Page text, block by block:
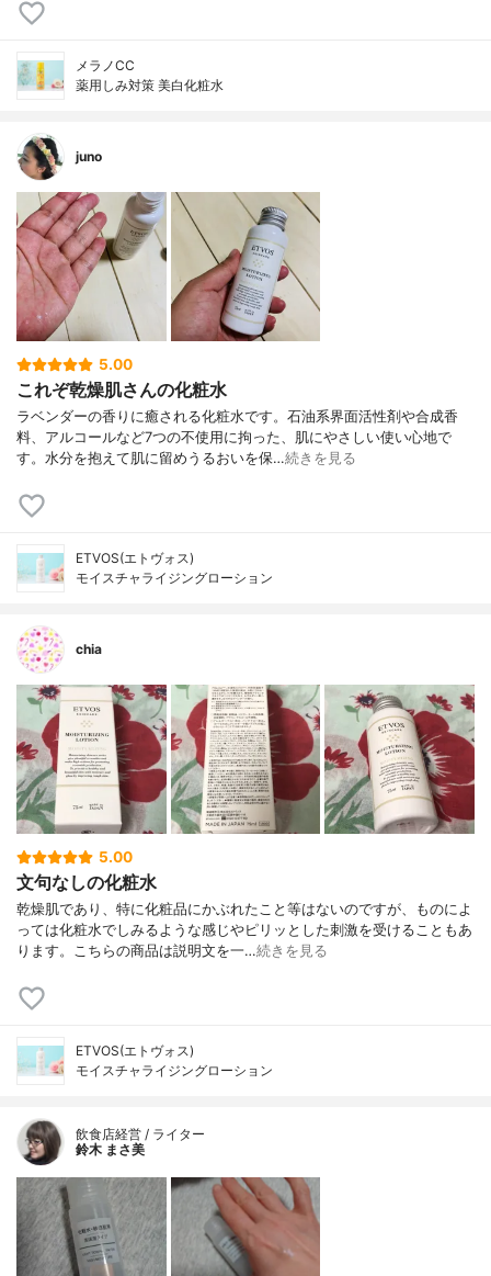
メラノCC
薬用しみ対策 美白化粧水
juno
5.00
これぞ乾燥肌さんの化粧水
ラベンダーの香りに癒される化粧水です。石油系界面活性剤や合成香
料、アルコールなど7つの不使用に拘った、肌にやさしい使い心地で
す。水分を抱えて肌に留めうるおいを保…続きを見る
ETVOS(エトヴォス)
モイスチャライジングローション
chia
5.00
文句なしの化粧水
乾燥肌であり、特に化粧品にかぶれたこと等はないのですが、ものによ
っては化粧水でしみるような感じやピリッとした刺激を受けることもあ
ります。こちらの商品は説明文を一…続きを見る
ETVOS(エトヴォス)
モイスチャライジングローション
飲食店経営 / ライター
鈴木 まさ美